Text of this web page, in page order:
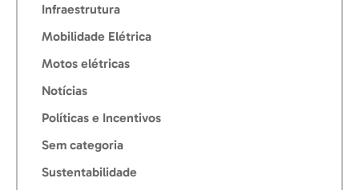
Infraestrutura
Mobilidade Elétrica
Motos elétricas
Notícias
Políticas e Incentivos
Sem categoria
Sustentabilidade